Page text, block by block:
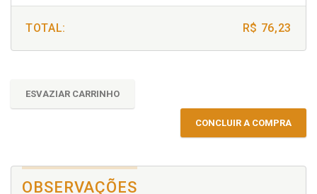
TOTAL: R$ 76,23
ESVAZIAR CARRINHO
CONCLUIR A COMPRA
OBSERVAÇÕES